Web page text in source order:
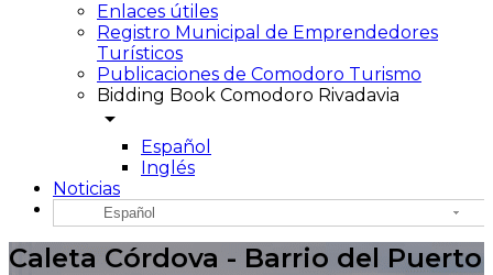
Enlaces útiles
Registro Municipal de Emprendedores
Turísticos
Publicaciones de Comodoro Turismo
Bidding Book Comodoro Rivadavia
arrow_drop_down
Español
Inglés
Noticias
Español
Caleta Córdova - Barrio del Puerto